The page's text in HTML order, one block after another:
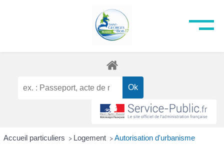
Accueil particuliers > Logement > Autorisation d'urbanisme